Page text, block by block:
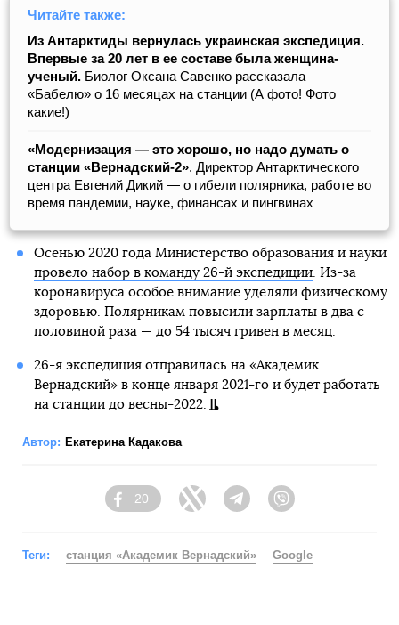
Читайте также:
Из Антарктиды вернулась украинская экспедиция.
Впервые за 20 лет в ее составе была женщина-
ученый. Биолог Оксана Савенко рассказала
«Бабелю» о 16 месяцах на станции (А фото! Фото
какие!)
«Модернизация — это хорошо, но надо думать о
станции «Вернадский-2». Директор Антарктического
центра Евгений Дикий — о гибели полярника, работе во
время пандемии, науке, финансах и пингвинах
Осенью 2020 года Министерство образования и науки
провело набор в команду 26-й экспедиции. Из-за
коронавируса особое внимание уделяли физическому
здоровью. Полярникам повысили зарплаты в два с
половиной раза — до 54 тысяч гривен в месяц.
26-я экспедиция отправилась на «Академик
Вернадский» в конце января 2021-го и будет работать
на станции до весны-2022.
Автор: Екатерина Кадакова
Facebook
20
Twitter TelegramViber
Теги: станция «Академик Вернадский» Google